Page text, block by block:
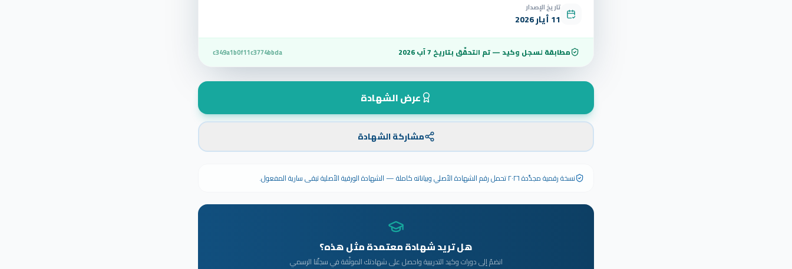
تاريخ الإصدار
11 أيار 2026
مطابقة لسجل وكيد — تم التحقّق بتاريخ 7 آب 2026 c349a1b0f11c3774bbda
عرض الشهادة
مشاركة الشهادة
نسخة رقمية مجدَّدة ٢٠٢٦ تحمل رقم الشهادة الأصلي وبياناته كاملة — الشهادة الورقية الأصلية تبقى سارية المفعول.
هل تريد شهادة معتمدة مثل هذه؟
انضمّ إلى دورات وكيد التدريبية واحصل على شهادتك الموثّقة في سجلّنا الرسمي